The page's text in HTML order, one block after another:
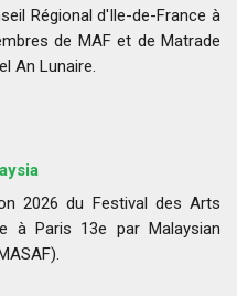
Régional d'Ile-de-France à
de MAF et de Matrade
An Lunaire.
2026 du Festival des Arts
à Paris 13e par Malaysian